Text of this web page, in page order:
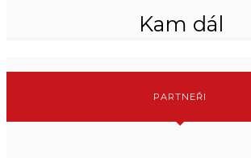
Kam dál
PARTNEŘI